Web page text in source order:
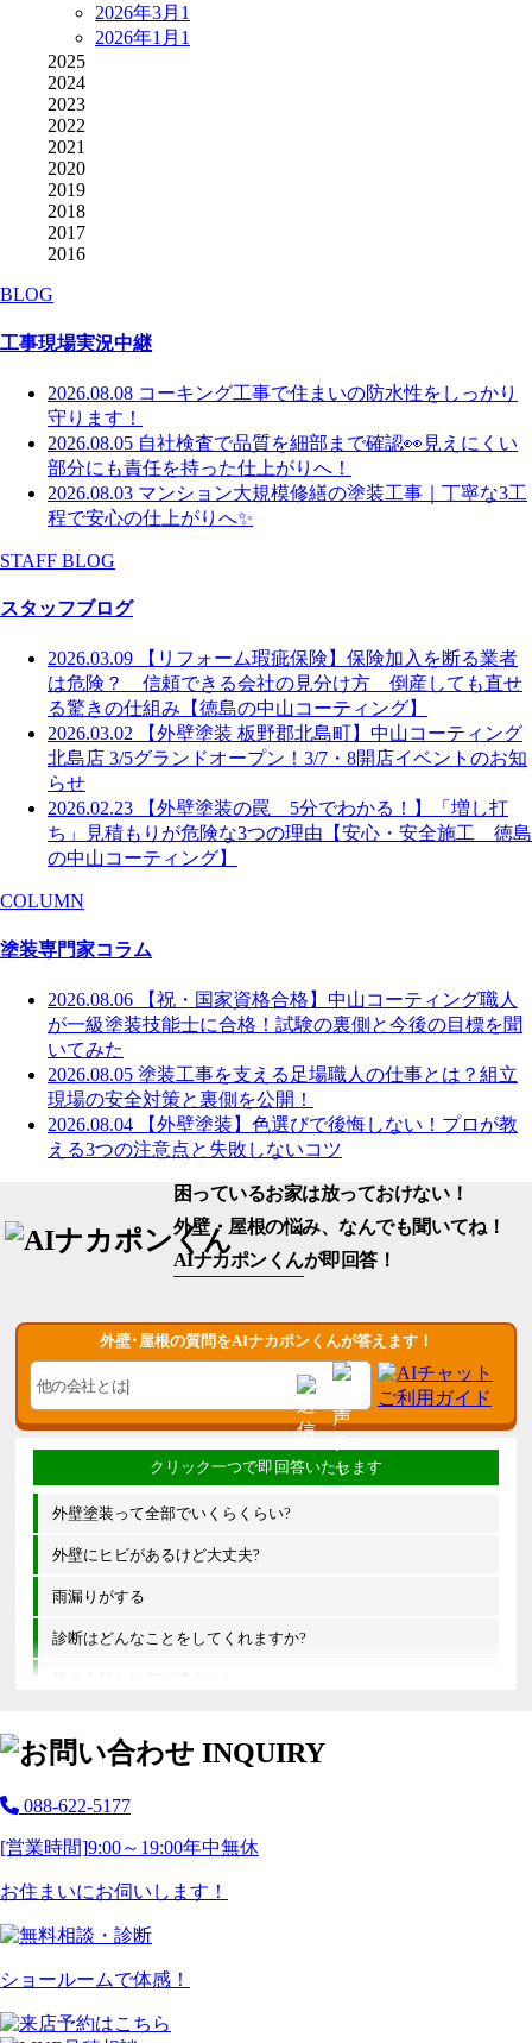
2026年3月 1
2026年1月 1
2025
2024
2023
2022
2021
2020
2019
2018
2017
2016
BLOG
工事現場実況中継
2026.08.08 コーキング工事で住まいの防水性をしっかり
守ります！
2026.08.05 自社検査で品質を細部まで確認👀見えにくい
部分にも責任を持った仕上がりへ！
2026.08.03 マンション大規模修繕の塗装工事｜丁寧な3工
程で安心の仕上がりへ✨
STAFF BLOG
スタッフブログ
2026.03.09
【リフォーム瑕疵保険】保険加入を断る業者
は危険？ 信頼できる会社の見分け方 倒産しても直せ
る驚きの仕組み【徳島の中山コーティング】
2026.03.02
【外壁塗装 板野郡北島町】中山コーティング
北島店 3/5グランドオープン！3/7・8開店イベントのお知
らせ
2026.02.23
【外壁塗装の罠 5分でわかる！】「増し打
ち」見積もりが危険な3つの理由【安心・安全施工 徳島
の中山コーティング】
COLUMN
塗装専門家コラム
2026.08.06
【祝・国家資格合格】中山コーティング職人
が一級塗装技能士に合格！試験の裏側と今後の目標を聞
いてみた
2026.08.05 塗装工事を支える足場職人の仕事とは？組立
現場の安全対策と裏側を公開！
2026.08.04
【外壁塗装】色選びで後悔しない！プロが教
える3つの注意点と失敗しないコツ
困っているお家は放っておけない！
外壁・屋根の悩み、なんでも聞いてね！
AIナカポンくんが即回答！
外壁･屋根の質問をAIナカポンくんが答えます！
外壁塗装って全部でいくらくらい?
外壁にヒビがあるけど大丈夫?
雨漏りがする
診断はどんなことをしてくれますか?
他の会社とは何が違うの?
088-622-5177
[営業時間]9:00～19:00年中無休
お住まいにお伺いします！
ショールームで体感！